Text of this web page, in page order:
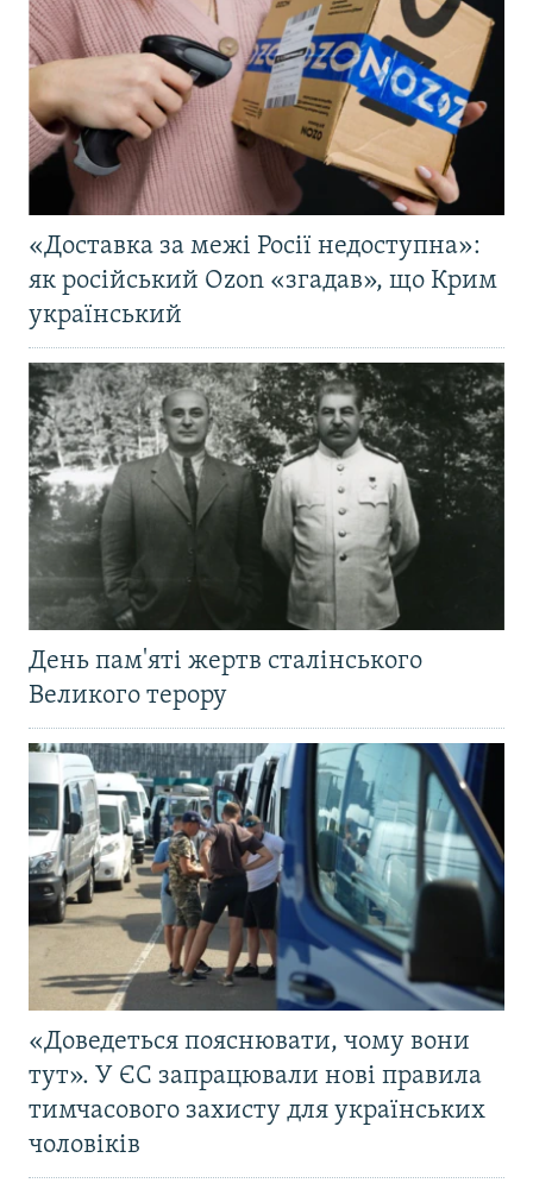
«Доставка за межі Росії недоступна»:
як російський Ozon «згадав», що Крим
український
День пам'яті жертв сталінського
Великого терору
«Доведеться пояснювати, чому вони
тут». У ЄС запрацювали нові правила
тимчасового захисту для українських
чоловіків